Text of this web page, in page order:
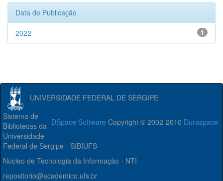
Data de Publicação
1
2022
UNIVERSIDADE FEDERAL DE SERGIPE
DSpace Software Copyright © 2002-2010 Duraspace
Sistema de
Bibliotecas da
Universidade
Federal de Sergipe - SIBIUFS
Núcleo de Tecnologia da Informação - NTI
repositorio@academico.ufs.br